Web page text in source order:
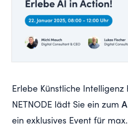
Erlebe Künstliche Intelligenz
NETNODE lädt Sie ein zum
ein exklusives Event für